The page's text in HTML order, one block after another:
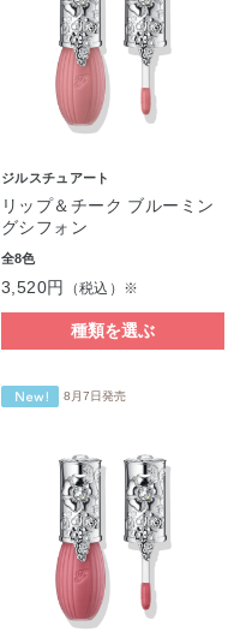
ジルスチュアート
リップ＆チーク ブルーミン
グシフォン
全8色
3,520円 （税込）※
種類を選ぶ
8月7日発売